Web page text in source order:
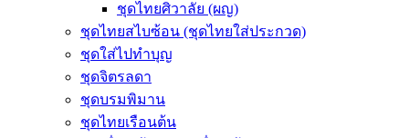
ชุดไทยศิวาลัย (ผญ)
ชุดไทยสไบซ้อน (ชุดไทยใส่ประกวด)
ชุดใส่ไปทำบุญ
ชุดจิตรลดา
ชุดบรมพิมาน
ชุดไทยเรือนต้น